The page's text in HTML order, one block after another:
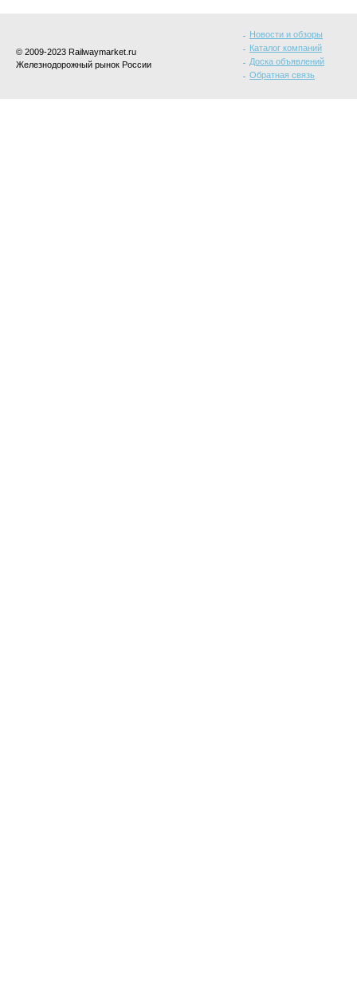
© 2009-2023 Railwaymarket.ru
Железнодорожный рынок России
Новости и обзоры
Каталог компаний
Доска объявлений
Обратная связь